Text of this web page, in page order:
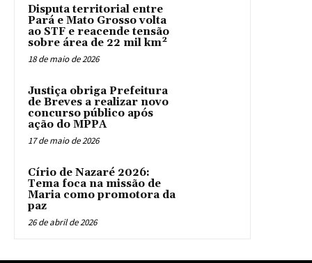
Disputa territorial entre
Pará e Mato Grosso volta
ao STF e reacende tensão
sobre área de 22 mil km²
18 de maio de 2026
Justiça obriga Prefeitura
de Breves a realizar novo
concurso público após
ação do MPPA
17 de maio de 2026
Círio de Nazaré 2026:
Tema foca na missão de
Maria como promotora da
paz
26 de abril de 2026